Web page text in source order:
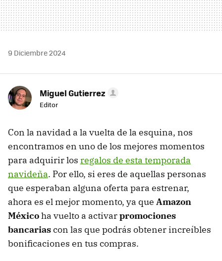
9 Diciembre 2024
Miguel Gutierrez
Editor
Con la navidad a la vuelta de la esquina, nos
encontramos en uno de los mejores momentos
para adquirir los regalos de esta temporada
navideña. Por ello, si eres de aquellas personas
que esperaban alguna oferta para estrenar,
ahora es el mejor momento, ya que Amazon
Méxicoha vuelto a activarpromociones
bancariascon las que podrás obtener increíbles
bonificaciones en tus compras.